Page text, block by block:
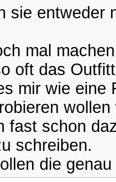
sie entweder
mal
oft das
mir wie eine
fast schon
schreiben.
die